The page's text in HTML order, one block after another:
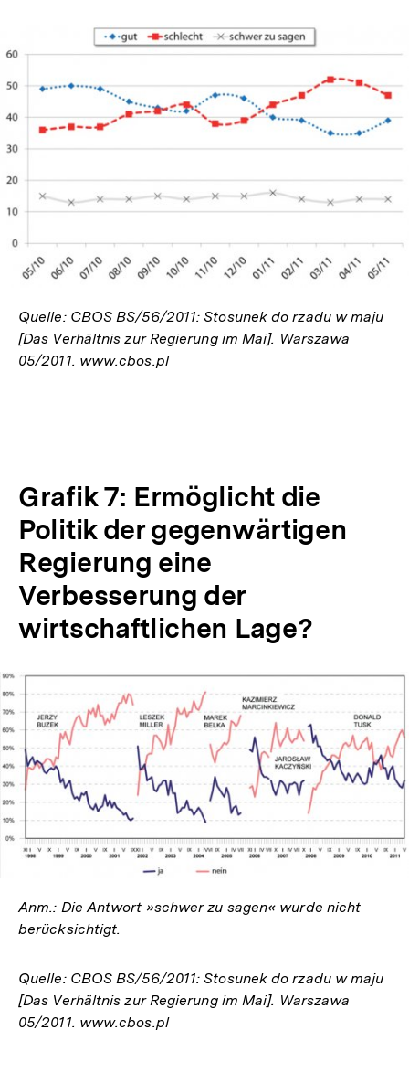
Lightbox
öffnen
Quelle: CBOS BS/56/2011: Stosunek do rzadu w maju
[Das Verhältnis zur Regierung im Mai]. Warszawa
05/2011. www.cbos.pl
Grafik 7: Ermöglicht die
Politik der gegenwärtigen
Regierung eine
Verbesserung der
wirtschaftlichen Lage?
In
Lightbox
öffnen
Anm.: Die Antwort »schwer zu sagen« wurde nicht
berücksichtigt.
Quelle: CBOS BS/56/2011: Stosunek do rzadu w maju
[Das Verhältnis zur Regierung im Mai]. Warszawa
05/2011. www.cbos.pl